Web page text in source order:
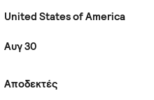
United States of America
Αυγ 30
Αποδεκτές